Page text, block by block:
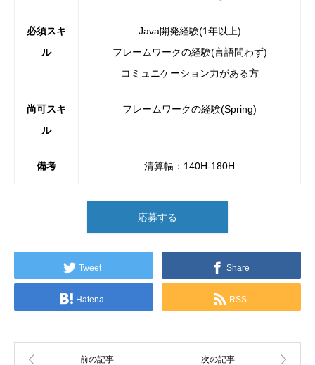
必須スキ
ル
Java開発経験(1年以上)
フレームワークの経験(言語問わず)
コミュニケーション力がある方
尚可スキ
ル
フレームワークの経験(Spring)
備考 清算幅：140H-180H
応募する
Tweet Share
Hatena RSS